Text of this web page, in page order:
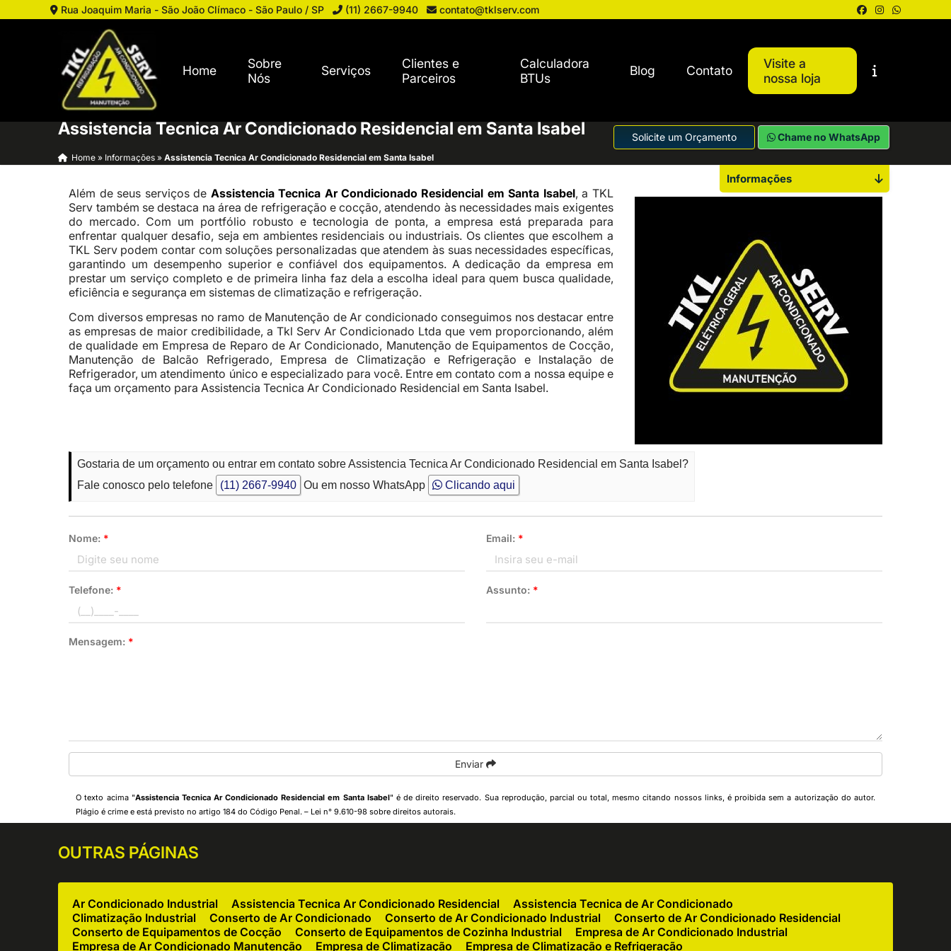
Rua Joaquim Maria - São João Clímaco - São Paulo / SP (11) 2667-9940 contato@tklserv.com
Home
Sobre
Nós
Serviços
Clientes e
Parceiros
Calculadora
BTUs
Blog Contato
Visite a
nossa loja
Assistencia Tecnica Ar Condicionado Residencial em Santa Isabel
Home » Informações »Assistencia Tecnica Ar Condicionado Residencial em Santa Isabel
Solicite um Orçamento Chame no WhatsApp
Além de seus serviços de Assistencia Tecnica Ar Condicionado Residencial em Santa Isabel, a TKL
Serv também se destaca na área de refrigeração e cocção, atendendo às necessidades mais exigentes
do mercado. Com um portfólio robusto e tecnologia de ponta, a empresa está preparada para
enfrentar qualquer desafio, seja em ambientes residenciais ou industriais. Os clientes que escolhem a
TKL Serv podem contar com soluções personalizadas que atendem às suas necessidades específicas,
garantindo um desempenho superior e confiável dos equipamentos. A dedicação da empresa em
prestar um serviço completo e de primeira linha faz dela a escolha ideal para quem busca qualidade,
eficiência e segurança em sistemas de climatização e refrigeração.
Com diversos empresas no ramo de Manutenção de Ar condicionado conseguimos nos destacar entre
as empresas de maior credibilidade, a Tkl Serv Ar Condicionado Ltda que vem proporcionando, além
de qualidade em Empresa de Reparo de Ar Condicionado, Manutenção de Equipamentos de Cocção,
Manutenção de Balcão Refrigerado, Empresa de Climatização e Refrigeração e Instalação de
Refrigerador, um atendimento único e especializado para você. Entre em contato com a nossa equipe e
faça um orçamento para Assistencia Tecnica Ar Condicionado Residencial em Santa Isabel.
Gostaria de um orçamento ou entrar em contato sobre Assistencia Tecnica Ar Condicionado Residencial em Santa Isabel?
Fale conosco pelo telefone
(11) 2667-9940 Ou em nosso WhatsApp Clicando aqui
Nome: * Email: *
Telefone: * Assunto: *
Mensagem: *
Enviar
O texto acima "Assistencia Tecnica Ar Condicionado Residencial em Santa Isabel" é de direito reservado. Sua reprodução, parcial ou total, mesmo citando nossos links, é proibida sem a autorização do autor.
Plágio é crime e está previsto no artigo 184 do Código Penal. – Lei n° 9.610-98 sobre direitos autorais.
Informações
OUTRAS PÁGINAS
Ar Condicionado Industrial Assistencia Tecnica Ar Condicionado Residencial
Assistencia Tecnica de Ar Condicionado
Climatização Industrial
Conserto de Ar Condicionado Conserto de Ar Condicionado Industrial
Conserto de Ar Condicionado Residencial
Conserto de Equipamentos de Cocção
Conserto de Equipamentos de Cozinha Industrial
Empresa de Ar Condicionado Industrial
Empresa de Ar Condicionado Manutenção
Empresa de Climatização
Empresa de Climatização e Refrigeração